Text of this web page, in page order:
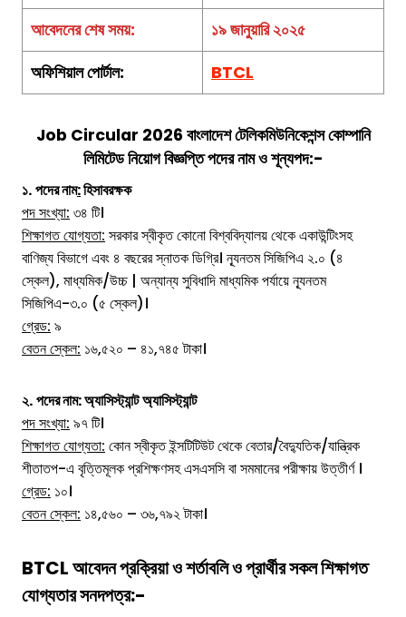
আবেদনের শেষ সময়:
১৯ জানুয়ারি ২০২৫
অফিশিয়াল পোর্টাল:
BTCL
Job Circular 2026 বাংলাদেশ টেলিকমিউনিকেশন্স কোম্পানি
লিমিটেডনিয়োগ বিজ্ঞপ্তি পদের নাম ও শূন্যপদ:-
১.পদের নাম:হিসাবরক্ষক
পদ সংখ্যা: ৩৪ টি।
শিক্ষাগত যোগ্যতা: সরকার স্বীকৃত কোনো বিশ্ববিদ্যালয় থেকে একাউন্টিংসহ
বাণিজ্য বিভাগে এবং ৪ বছরের স্নাতক ডিগ্রি। ন্যূনতম সিজিপিএ ২.০ (৪
স্কেল), মাধ্যমিক/উচ্চ | অন্যান্য সুবিধাদি মাধ্যমিক পর্যায়ে ন্যূনতম
সিজিপিএ-৩.০ (৫ স্কেল)।
গ্রেড: ৯
বেতন স্কেল: ১৬,৫২০ – ৪১,৭৪৫ টাকা।
২.পদের নাম: অ্যাসিস্ট্যান্টঅ্যাসিস্ট্যান্ট
পদ সংখ্যা: ৯৭ টি।
শিক্ষাগত যোগ্যতা: কোন স্বীকৃত ইন্সটিটিউট থেকে বেতার/বৈদ্যুতিক/যান্ত্রিক
শীতাতপ-এ বৃত্তিমূলক প্রশিক্ষণসহ এসএসসি বা সমমানের পরীক্ষায় উত্তীর্ণ ।
গ্রেড: ১০।
বেতন স্কেল: ১৪,৫৬০ – ৩৬,৭৯২ টাকা।
BTCLআবেদন প্রক্রিয়া ও শর্তাবলি ও প্রার্থীর সকল শিক্ষাগত
যোগ্যতার সনদপত্র:-